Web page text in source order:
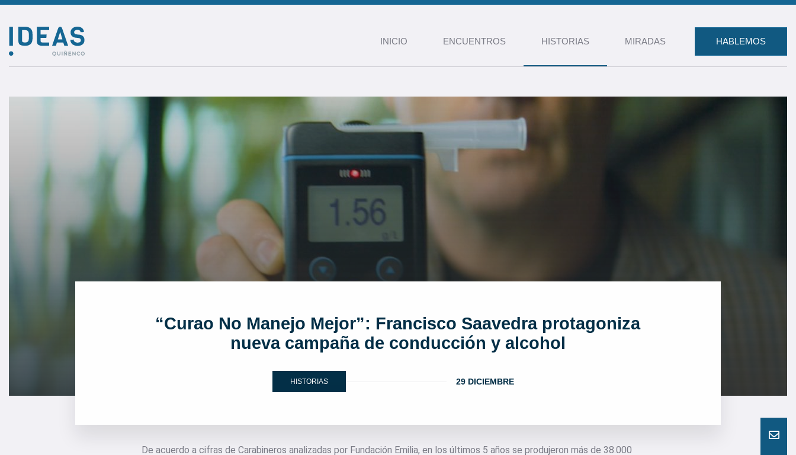
INICIO ENCUENTROS HISTORIAS MIRADAS HABLEMOS
“Curao No Manejo Mejor”: Francisco Saavedra protagoniza
nueva campaña de conducción y alcohol
HISTORIAS 29 DICIEMBRE
De acuerdo a cifras de Carabineros analizadas por Fundación Emilia, en los últimos 5 años se produjeron más de 38.000